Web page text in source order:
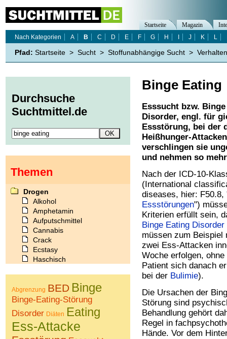
Binge Eating
Esssucht bzw.
Disorder, engl. für
Essstörung, bei der
Heißhunger-
verschlingen sie
und nehmen so
Nach der ICD-10-
(International
diseases, hier: F50.8,
Essstörungen")
Kriterien erfüllt sein,
Binge Eating Disorder
müssen zum Beispiel
zwei Ess-Attacken
Woche erfolgen,
Patient sich danach
bei der Bulimie).
Die Ursachen der
Störung sind
Behandlung gehört
Regel in
Hände. Vor dem
Startseite Magazin
Nach Kategorien
A B C D E F G H J K L
Pfad: Startseite > Sucht > Stoffunabhängige Sucht >
Durchsuche
Suchtmittel.de
Themen
Drogen
Alkohol
Amphetamin
Aufputschmittel
Cannabis
Crack
Ecstasy
Haschisch
Koffein
Kokain
Lachgas
LSD
Marihuana
Medikamente
Abgrenzung BED Binge
Binge-Eating-Störung
Disorder Diäten Eating
Ess-Attacke